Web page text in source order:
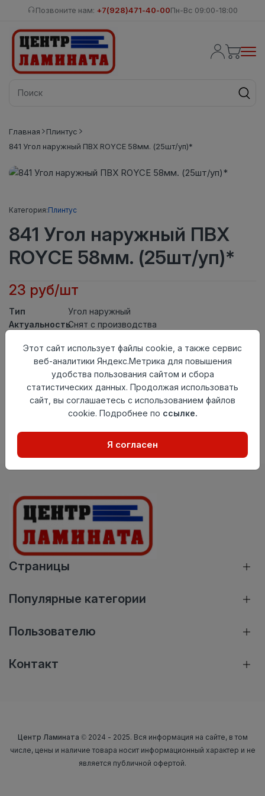
Позвоните нам: +7(928)471-40-00Пн-Вс 09:00-18:00
Главная
Плинтус
841 Угол наружный ПВХ ROYCE 58мм. (25шт/уп)*
Категория:Плинтус
841 Угол наружный ПВХ
ROYCE 58мм. (25шт/уп)*
23 руб/шт
Тип
Угол наружный
АктуальностьСнят с производства
Осталось228 шт
Добавить в корзину
Внимание! Внешний вид товара может отличаться от
представленного на настоящем сайте. Проверяйте
в момент приобретения товара.
Страницы
Популярные категории
Пользователю
Контакт
Центр Ламината © 2024 - 2025. Вся информация на сайте, в том
числе, цены и наличие товара носит информационный характер и не
является публичной офертой.
Этот сайт использует файлы cookie, а также сервис
веб-аналитики Яндекс.Метрика для повышения
удобства пользования сайтом и сбора
статистических данных. Продолжая использовать
сайт, вы соглашаетесь с использованием файлов
cookie. Подробнее по ссылке.
Я согласен